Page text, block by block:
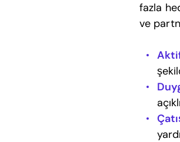
fazla
ve